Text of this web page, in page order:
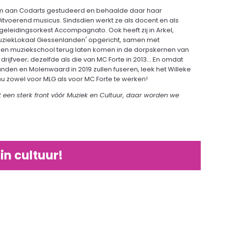
aan Codarts gestudeerd en behaalde daar haar
musicus. Sindsdien werkt ze als docent en als
Accompagnato. Ook heeft zij in Arkel,
Giessenlanden' opgericht, samen met
muziekschool terug laten komen in de dorpskernen van
dezelfde als die van MC Forte in 2013... En omdat
en Molenwaard in 2019 zullen fuseren, leek het Willeke
zowel voor MLG als voor MC Forte te werken!
sterk front vóór Muziek en Cultuur, daar worden we
cultuur!